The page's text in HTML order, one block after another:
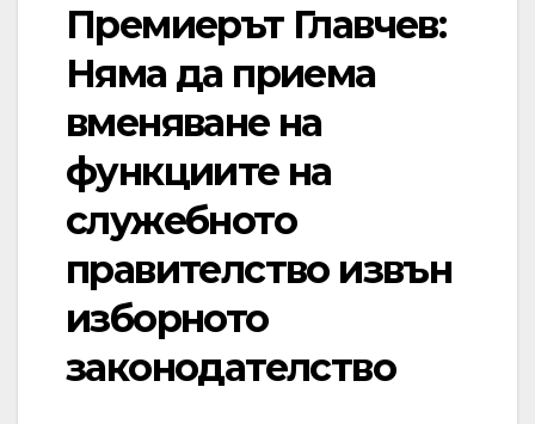
Премиерът Главчев:
Няма да приема
вменяване на
функциите на
служебното
правителство извън
изборното
законодателство